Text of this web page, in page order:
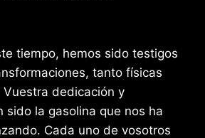
tiempo, hemos sido testigos
tanto físicas
dedicación y
sido la gasolina que nos ha
Cada uno de vosotros